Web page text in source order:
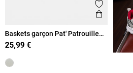
Ajouter
Aperçu
Baskets garçon Pat' Patrouille
(24-30)
25,99 €